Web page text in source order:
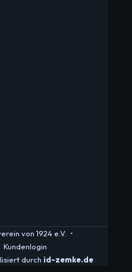
von 1924 e.V. •
Kundenlogin
durch id-zemke.de